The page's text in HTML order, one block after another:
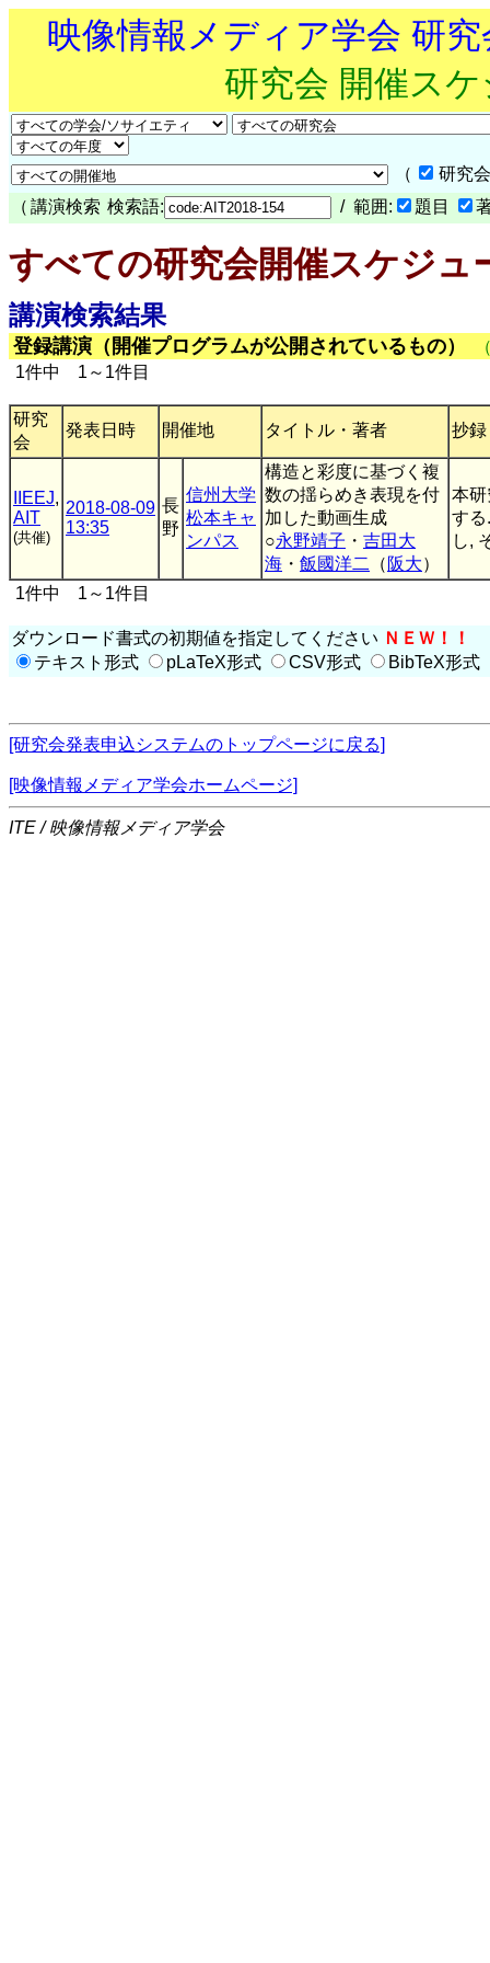
映像情報メディア学会 研
研究会 開催ス
（
研究
（ 講演検索 検索語: / 範囲: 題目
すべての研究会開催スケジュ
講演検索結果
登録講演（開催プログラムが公開されているもの）
1件中 1～1件目
研究
会
発表日時 開催地 タイトル・著者 抄録
IIEEJ,
AIT
(共催)
2018-08-09
13:35
長
野
信州大学
松本キャ
ンパス
構造と彩度に基づく複
数の揺らめき表現を付
加した動画生成
○永野靖子 ・ 吉田大
海 ・ 飯國洋二 （ 阪大）
本
す
し,
1件中 1～1件目
ダウンロード書式の初期値を指定してください ＮＥＷ！！
テキスト形式
pLaTeX形式 CSV形式 BibTeX形式
[研究会発表申込システムのトップページに戻る]
[映像情報メディア学会ホームページ]
ITE / 映像情報メディア学会